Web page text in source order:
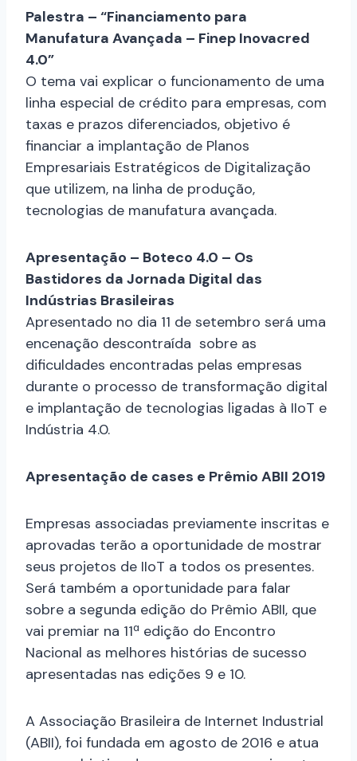
Palestra – “Financiamento para
Manufatura Avançada – Finep Inovacred
4.0”
O tema vai explicar o funcionamento de uma
linha especial de crédito para empresas, com
taxas e prazos diferenciados, objetivo é
financiar a implantação de Planos
Empresariais Estratégicos de Digitalização
que utilizem, na linha de produção,
tecnologias de manufatura avançada.
Apresentação – Boteco 4.0 – Os
Bastidores da Jornada Digital das
Indústrias Brasileiras
Apresentado no dia 11 de setembro será uma
encenação descontraída sobre as
dificuldades encontradas pelas empresas
durante o processo de transformação digital
e implantação de tecnologias ligadas à IIoT e
Indústria 4.0.
Apresentação de cases e Prêmio ABII 2019
Empresas associadas previamente inscritas e
aprovadas terão a oportunidade de mostrar
seus projetos de IIoT a todos os presentes.
Será também a oportunidade para falar
sobre a segunda edição do Prêmio ABII, que
vai premiar na 11ª edição do Encontro
Nacional as melhores histórias de sucesso
apresentadas nas edições 9 e 10.
A Associação Brasileira de Internet Industrial
(ABII), foi fundada em agosto de 2016 e atua